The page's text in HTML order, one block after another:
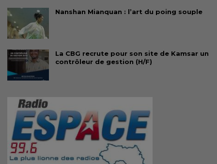
Nanshan Mianquan : l’art du poing souple
La CBG recrute pour son site de Kamsar un
contrôleur de gestion (H/F)